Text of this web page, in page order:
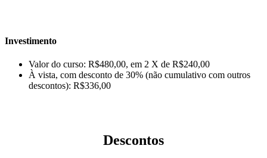
Investimento
Valor do curso: R$480,00, em 2 X de R$240,00
À vista, com desconto de 30% (não cumulativo com outros
descontos): R$336,00
Descontos